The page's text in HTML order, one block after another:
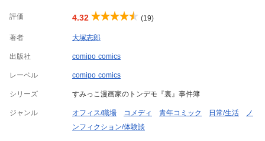
評価 4.32 (19)
著者 大塚志郎
出版社 comipo comics
レーベル comipo comics
シリーズ すみっこ漫画家のトンデモ『裏』事件簿
ジャンル オフィス/職場 コメディ 青年コミック 日常/生活
ノ
ンフィクション/体験談